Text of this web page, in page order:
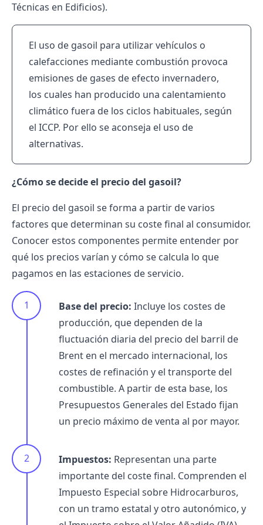
Técnicas en Edificios).
El uso de gasoil para utilizar vehículos o
calefacciones mediante combustión provoca
emisiones de gases de efecto invernadero,
los cuales han producido una calentamiento
climático fuera de los ciclos habituales, según
el ICCP. Por ello se aconseja el uso de
alternativas.
¿Cómo se decide el precio del gasoil?
El precio del gasoil se forma a partir de varios
factores que determinan su coste final al consumidor.
Conocer estos componentes permite entender por
qué los precios varían y cómo se calcula lo que
pagamos en las estaciones de servicio.
Base del precio: Incluye los costes de
producción, que dependen de la
fluctuación diaria del precio del barril de
Brent en el mercado internacional, los
costes de refinación y el transporte del
combustible. A partir de esta base, los
Presupuestos Generales del Estado fijan
un precio máximo de venta al por mayor.
Impuestos: Representan una parte
importante del coste final. Comprenden el
Impuesto Especial sobre Hidrocarburos,
con un tramo estatal y otro autonómico, y